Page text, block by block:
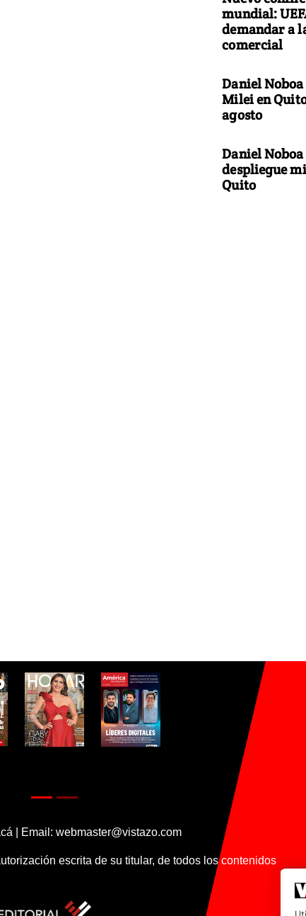
mundial:
demandar a
comercial
Daniel
Milei en
agosto
Daniel
despliegue
Quito
| Email: webmaster@vistazo.com
escrita de su titular, de todos los contenidos